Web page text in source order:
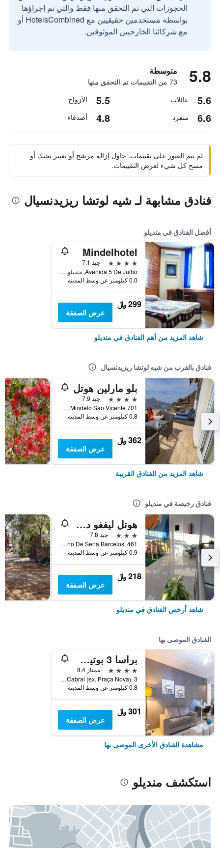
الحجوزات التي تم التحقق منها فقط والتي تم إجراؤها
بواسطة مستخدمين حقيقيين مع HotelsCombined أو
مع شركائنا الخارجيين الموثوقين.
5.8 متوسطة
73 من التقييمات تم التحقق منها
5.6 عائلات 5.5 الأزواج
6.6 منفرد 4.8 أصدقاء
لم يتم العثور على تقييمات. حاول إزالة مرشح أو تغيير بحثك أو
مسح كل شيء لعرض التقييمات.
فنادق مشابهة لـ شيه لوتشا ريزيدنسيال
أفضل الفنادق في منديلو
Mindelhotel
4 نجوم
جيد 7.1
Avenida 5 De Julho, منديلو, الرأس الأخضر
0.0 كيلومتر عن وسط المدينة
299 ﷼
عرض الصفقة
شاهد المزيد من أهم الفنادق في منديلو
فنادق بالقرب من شيه لوتشا ريزيدنسيال
بلو مارلين هوتل
4 نجوم
جيد 7.9
701 Alto Sao Nicolau, Mindelo Sao Vicente, منديلو, الرأس الأخضر
0.8 كيلومتر عن وسط المدينة
362 ﷼
عرض الصفقة
شاهد المزيد من الفنادق القريبة
فنادق رخيصة في منديلو
هوتل ليففو دون باكو
3 نجوم
جيد 7.8
Rua Cristiano De Sena Barcelos, 461, منديلو, الرأس الأخضر
0.9 كيلومتر عن وسط المدينة
218 ﷼
عرض الصفقة
شاهد أرخص الفنادق في منديلو
الفنادق الموصى بها
براسا 3 بوتيك هوتل
4 نجوم
ممتاز 8.4
Praça Amilcar Cabral (ex. Praça Nova), 3, منديلو, الرأس الأخضر
0.8 كيلومتر عن وسط المدينة
301 ﷼
عرض الصفقة
مشاهدة الفنادق الأخرى الموصى بها
استكشف منديلو